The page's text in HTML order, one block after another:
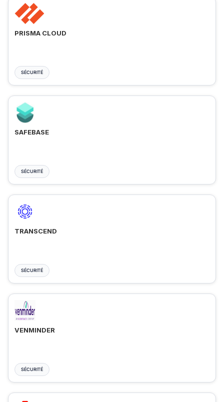
PRISMA CLOUD
SÉCURITÉ
SAFEBASE
SÉCURITÉ
TRANSCEND
SÉCURITÉ
VENMINDER
SÉCURITÉ